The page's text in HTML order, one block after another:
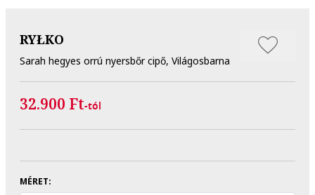
RYŁKO
Sarah hegyes orrú nyersbőr cipő, Világosbarna
32.900 Ft-tól
MÉRET: